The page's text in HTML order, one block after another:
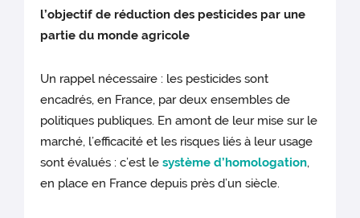
l’objectif de réduction des pesticides par une
partie du monde agricole
Un rappel nécessaire : les pesticides sont
encadrés, en France, par deux ensembles de
politiques publiques. En amont de leur mise sur le
marché, l’efficacité et les risques liés à leur usage
sont évalués : c’est lesystème d’homologation,
en place en France depuis près d’un siècle.